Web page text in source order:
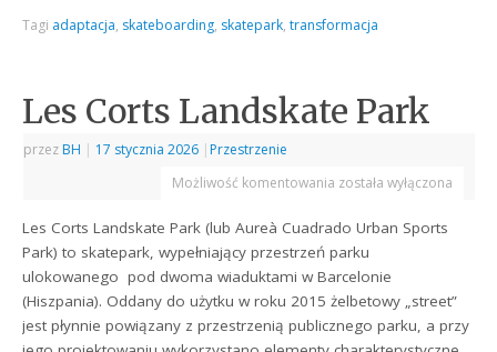
Tagi adaptacja, skateboarding, skatepark,transformacja
Les Corts Landskate Park
przez BH | 17 stycznia 2026 | Przestrzenie
Możliwość komentowania została wyłączona
Les Corts Landskate Park (lub Aureà Cuadrado Urban Sports
Park) to skatepark, wypełniający przestrzeń parku
ulokowanego pod dwoma wiaduktami w Barcelonie
(Hiszpania). Oddany do użytku w roku 2015 żelbetowy „street”
jest płynnie powiązany z przestrzenią publicznego parku, a przy